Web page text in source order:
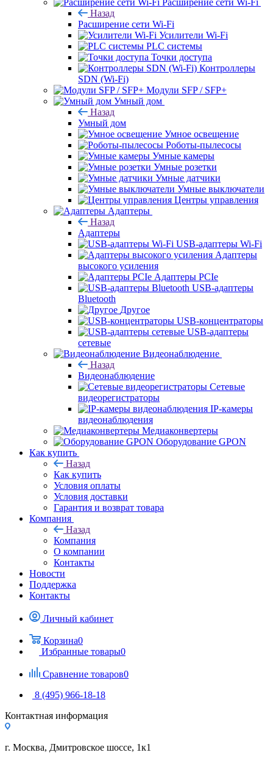
Расширение сети Wi‑Fi
Назад
Расширение сети Wi‑Fi
Усилители Wi-Fi
PLC системы
Точки доступа
Контроллеры
SDN (Wi-Fi)
Модули SFP / SFP+
Умный дом
Назад
Умный дом
Умное освещение
Роботы-пылесосы
Умные камеры
Умные розетки
Умные датчики
Умные выключатели
Центры управления
Адаптеры
Назад
Адаптеры
USB-адаптеры Wi-Fi
Адаптеры
высокого усиления
Адаптеры PCIe
USB-адаптеры
Bluetooth
Другое
USB-концентраторы
USB-адаптеры
сетевые
Видеонаблюдение
Назад
Видеонаблюдение
Сетевые
видеорегистраторы
IP-камеры
видеонаблюдения
Медиаконвертеры
Оборудование GPON
Как купить
Назад
Как купить
Условия оплаты
Условия доставки
Гарантия и возврат товара
Компания
Назад
Компания
О компании
Контакты
Новости
Поддержка
Контакты
Личный кабинет
Корзина0
Избранные товары0
Сравнение товаров0
8 (495) 966-18-18
Контактная информация
г. Москва, Дмитровское шоссе, 1к1